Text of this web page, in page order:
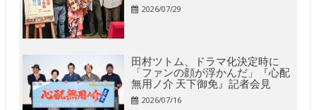
2026/07/29
田村ツトム、ドラマ化決定時に
「ファンの顔が浮かんだ」『心配
無用ノ介 天下御免』記者会見
2026/07/16